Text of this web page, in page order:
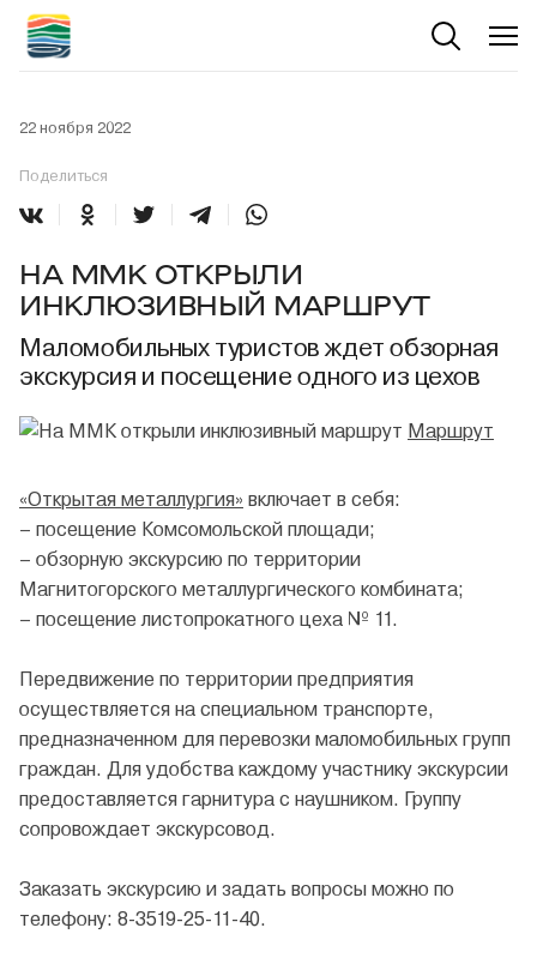
22 ноября 2022
Поделиться
НА ММК ОТКРЫЛИ
ИНКЛЮЗИВНЫЙ МАРШРУТ
Маломобильных туристов ждет обзорная
экскурсия и посещение одного из цехов
Маршрут
«Открытая металлургия» включает в себя:
– посещение Комсомольской площади;
– обзорную экскурсию по территории
Магнитогорского металлургического комбината;
– посещение листопрокатного цеха № 11.
Передвижение по территории предприятия
осуществляется на специальном транспорте,
предназначенном для перевозки маломобильных групп
граждан. Для удобства каждому участнику экскурсии
предоставляется гарнитура с наушником. Группу
сопровождает экскурсовод.
Заказать экскурсию и задать вопросы можно по
телефону: 8-3519-25-11-40.